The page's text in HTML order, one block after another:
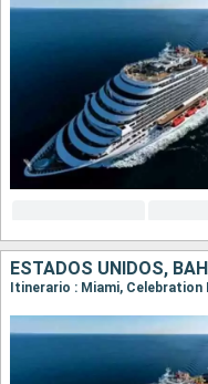
ESTADOS UNIDOS,
Itinerario : Miami, Celebration